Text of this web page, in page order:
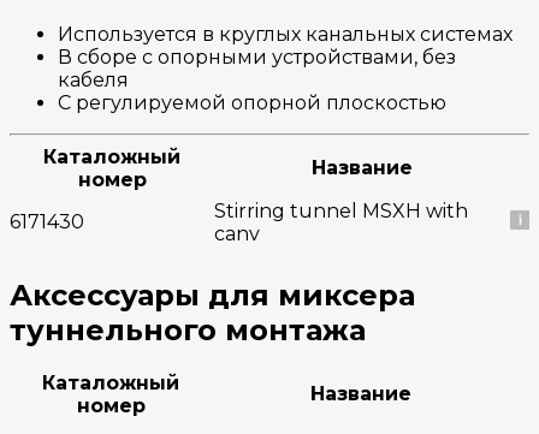
Используется в круглых канальных системах
В сборе с опорными устройствами, без
кабеля
С регулируемой опорной плоскостью
Каталожный
номер
Название
6171430
Stirring tunnel MSXH with
canv
Аксессуары для миксера
туннельного монтажа
Каталожный
номер
Название